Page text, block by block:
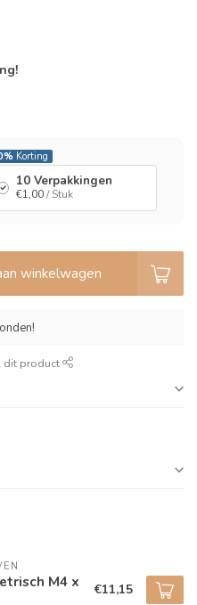
Korting
10 Verpakkingen
€1,00/ Stuk
winkelwagen
dit product
M4 x €11,15